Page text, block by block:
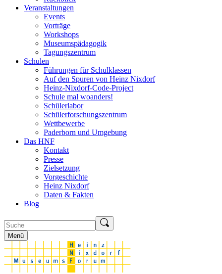
Veranstaltungen
Events
Vorträge
Workshops
Museumspädagogik
Tagungszentrum
Schulen
Führungen für Schulklassen
Auf den Spuren von Heinz Nixdorf
Heinz-Nixdorf-Code-Project
Schule mal woanders!
Schülerlabor
Schülerforschungszentrum
Wettbewerbe
Paderborn und Umgebung
Das HNF
Kontakt
Presse
Zielsetzung
Vorgeschichte
Heinz Nixdorf
Daten & Fakten
Blog
Menü